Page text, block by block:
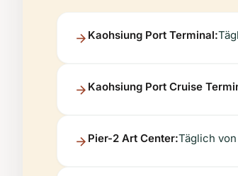
Kaohsiung Port Terminal:
Kaohsiung Port Cruise
Pier-2 Art Center:Täglich